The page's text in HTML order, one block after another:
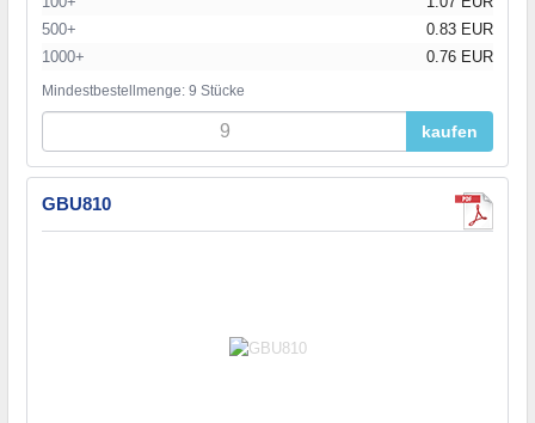
500+
0.83 EUR
1000+
0.76 EUR
Mindestbestellmenge: 9 Stücke
kaufen
GBU810